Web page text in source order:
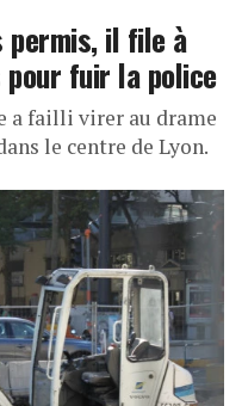
permis, il file à
fuir la police
a failli virer au drame
le centre de Lyon.